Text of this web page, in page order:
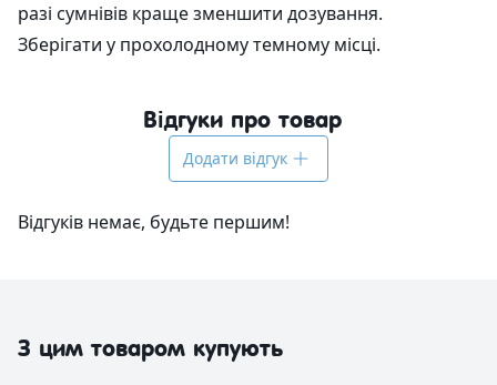
разі сумнівів краще зменшити дозування.
Зберігати у прохолодному темному місці.
Відгуки про товар
Додати відгук
Відгуків немає, будьте першим!
З цим товаром купують